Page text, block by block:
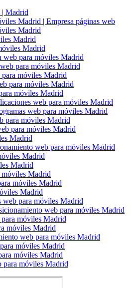
| Madrid
Madrid | Empresa páginas web
Madrid
Madrid
Madrid
web para móviles Madrid
para móviles Madrid
móviles Madrid
para móviles Madrid
móviles Madrid
web para móviles Madrid
web para móviles Madrid
para móviles Madrid
para móviles Madrid
Madrid
web para móviles Madrid
Madrid
Madrid
móviles Madrid
móviles Madrid
Madrid
web para móviles Madrid
web para móviles Madrid
móviles Madrid
móviles Madrid
web para móviles Madrid
móviles Madrid
móviles Madrid
para móviles Madrid